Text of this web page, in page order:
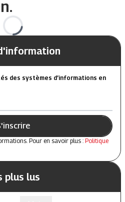
des systèmes d’informations en
Pour en savoir plus : Politique
plus lus